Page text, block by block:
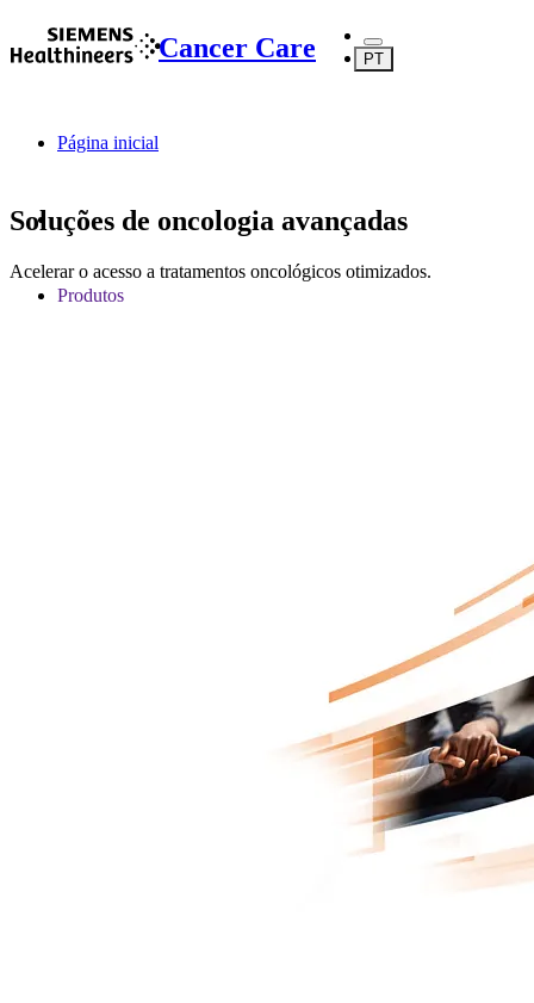
Cancer Care PT
Página inicial
Produtos
Soluções de oncologia avançadas
Acelerar o acesso a tratamentos oncológicos otimizados.